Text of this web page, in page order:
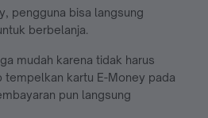
pengguna bisa langsung
berbelanja.
mudah karena tidak harus
tempelkan kartu E-Money pada
pun langsung